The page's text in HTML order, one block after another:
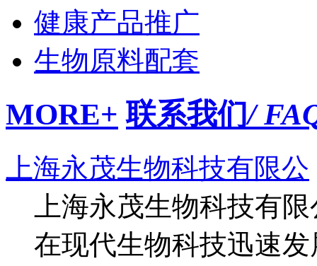
健康产品推广
生物原料配套
MORE+ 联系我们/
上海永茂生物科技有限公
上海永茂生物科技有
在现代生物科技迅速